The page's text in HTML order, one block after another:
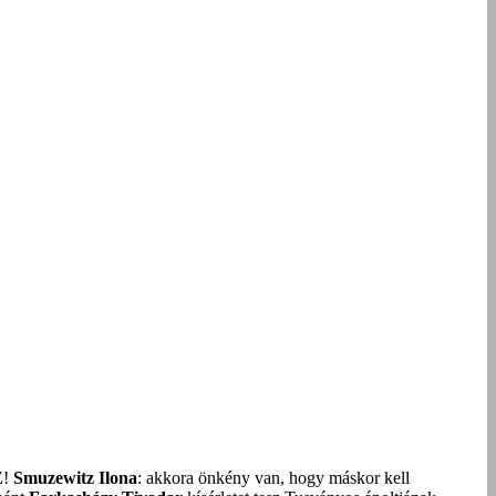
Smuzewitz Ilona: akkora önkény van, hogy máskor kell